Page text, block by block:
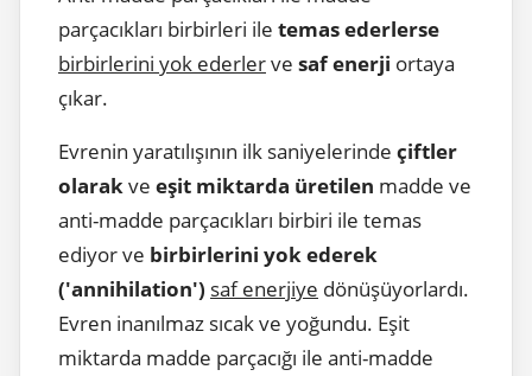
parçacıkları birbirleri ile temas ederlerse
birbirlerini yok ederlerve saf enerji ortaya
çıkar.
Evrenin yaratılışının ilk saniyelerinde çiftler
olarakve eşit miktarda üretilen madde ve
anti-madde parçacıkları birbiri ile temas
ediyor ve birbirlerini yok ederek
('annihilation') saf enerjiye dönüşüyorlardı.
Evren inanılmaz sıcak ve yoğundu. Eşit
miktarda madde parçacığı ile anti-madde